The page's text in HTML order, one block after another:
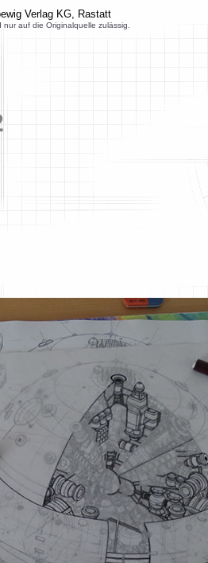
Verlag KG, Rastatt
auf die Originalquelle zulässig.